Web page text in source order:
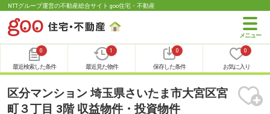
NTTグループ運営の不動産総合サイト goo住宅・不動産
0
最近検索した条件
1
最近見た物件
0
保存した条件
0
お気に入り
区分マンション 埼玉県さいたま市大宮区宮
町３丁目 3階 収益物件・投資物件